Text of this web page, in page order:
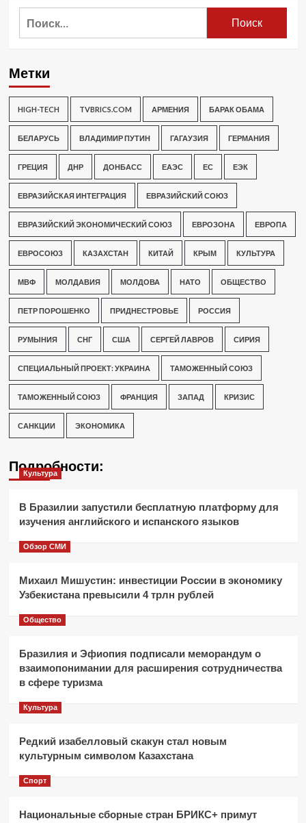
Метки
HIGH-TECH TVBRICS.COM АРМЕНИЯ БАРАК ОБАМА
БЕЛАРУСЬ ВЛАДИМИР ПУТИН ГАГАУЗИЯ ГЕРМАНИЯ
ГРЕЦИЯ ДНР ДОНБАСС ЕАЭС ЕС ЕЭК
ЕВРАЗИЙСКАЯ ИНТЕГРАЦИЯ ЕВРАЗИЙСКИЙ СОЮЗ
ЕВРАЗИЙСКИЙ ЭКОНОМИЧЕСКИЙ СОЮЗ ЕВРОЗОНА ЕВРОПА
ЕВРОСОЮЗ КАЗАХСТАН КИТАЙ КРЫМ КУЛЬТУРА
МВФ МОЛДАВИЯ МОЛДОВА НАТО ОБЩЕСТВО
ПЕТР ПОРОШЕНКО ПРИДНЕСТРОВЬЕ РОССИЯ
РУМЫНИЯ СНГ США СЕРГЕЙ ЛАВРОВ СИРИЯ
СПЕЦИАЛЬНЫЙ ПРОЕКТ: УКРАИНА ТАМОЖЕННЫЙ СОЮЗ
ТАМОЖЕННЫЙ СОЮЗ ФРАНЦИЯ ЗАПАД КРИЗИС
САНКЦИИ ЭКОНОМИКА
Подробности:
Культура
В Бразилии запустили бесплатную платформу для
изучения английского и испанского языков
Обзор СМИ
Михаил Мишустин: инвестиции России в экономику
Узбекистана превысили 4 трлн рублей
Общество
Бразилия и Эфиопия подписали меморандум о
взаимопонимании для расширения сотрудничества
в сфере туризма
Культура
Редкий изабелловый скакун стал новым
культурным символом Казахстана
Спорт
Национальные сборные стран БРИКС+ примут